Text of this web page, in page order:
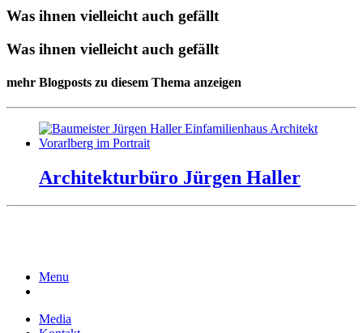
Was ihnen vielleicht auch gefällt
Was ihnen vielleicht auch gefällt
mehr Blogposts zu diesem Thema anzeigen
Architekturbüro Jürgen Haller
Menu
Media